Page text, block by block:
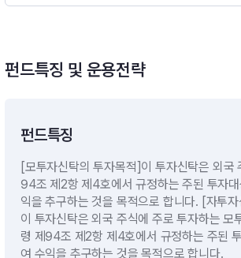
펀드특징 및 운용전략
펀드특징
[모투자신탁의 투자목적]이 투자신탁은 외국
94조 제2항 제4호에서 규정하는 주된 투자
익을 추구하는 것을 목적으로 합니다. [자투
이 투자신탁은 외국 주식에 주로 투자하는 모
령 제94조 제2항 제4호에서 규정하는 주된
여 수익을 추구하는 것을 목적으로 합니다.